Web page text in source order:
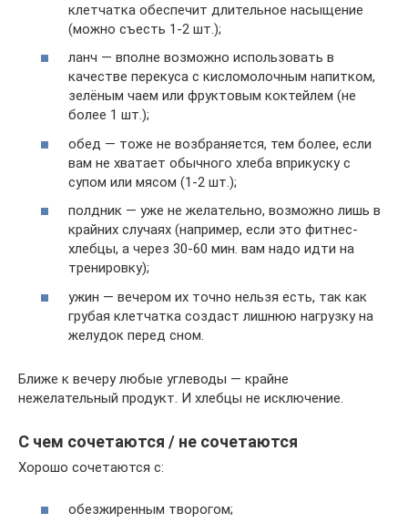
клетчатка обеспечит длительное насыщение
(можно съесть 1-2 шт.);
ланч — вполне возможно использовать в
качестве перекуса с кисломолочным напитком,
зелёным чаем или фруктовым коктейлем (не
более 1 шт.);
обед — тоже не возбраняется, тем более, если
вам не хватает обычного хлеба вприкуску с
супом или мясом (1-2 шт.);
полдник — уже не желательно, возможно лишь в
крайних случаях (например, если это фитнес-
хлебцы, а через 30-60 мин. вам надо идти на
тренировку);
ужин — вечером их точно нельзя есть, так как
грубая клетчатка создаст лишнюю нагрузку на
желудок перед сном.
Ближе к вечеру любые углеводы — крайне
нежелательный продукт. И хлебцы не исключение.
С чем сочетаются / не сочетаются
Хорошо сочетаются с:
обезжиренным творогом;